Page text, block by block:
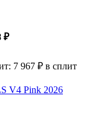
₽
7 967 ₽ в сплит
V4 Pink 2026